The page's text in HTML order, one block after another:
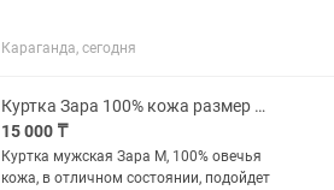
Караганда, сегодня
Куртка Зара 100% кожа размер М мужская
15 000 ₸
Куртка мужская Зара М, 100% овечья
кожа, в отличном состоянии, подойдет